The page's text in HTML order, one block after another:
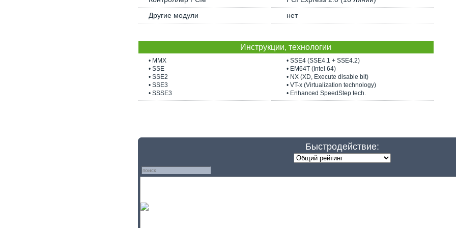
Другие модули
нет
Инструкции, технологии
• MMX
• SSE
• SSE2
• SSE3
• SSSE3
• SSE4 (SSE4.1 + SSE4.2)
• EM64T (Intel 64)
• NX (XD, Execute disable bit)
• VT-x (Virtualization technology)
• Enhanced SpeedStep tech.
Быстродействие: